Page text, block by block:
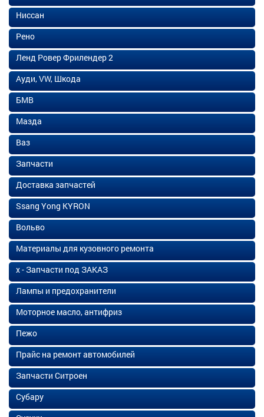
Ниссан
Рено
Ленд Ровер Фрилендер 2
Ауди, VW, Шкода
БМВ
Мазда
Ваз
Запчасти
Доставка запчастей
Ssang Yong KYRON
Вольво
Материалы для кузовного ремонта
х - Запчасти под ЗАКАЗ
Лампы и предохранители
Моторное масло, антифриз
Пежо
Прайс на ремонт автомобилей
Запчасти Ситроен
Субару